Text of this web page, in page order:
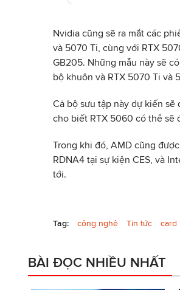
Nvidia cũng sẽ ra mắt các
và 5070 Ti, cùng với RTX
GB205. Những mẫu này sẽ
bộ khuôn và RTX 5070 Ti và
Cả bộ sưu tập này dự kiến sẽ
cho biết RTX 5060 có thể sẽ
Trong khi đó, AMD cũng
RDNA4 tại sự kiện CES, và
tới.
Tag: công nghệ Tin tức card
BÀI ĐỌC NHIỀU NHẤT